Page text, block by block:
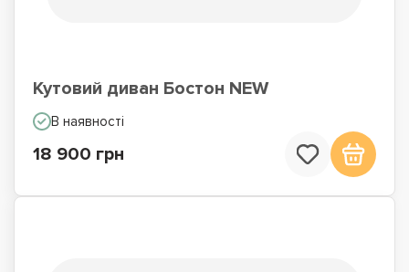
Кутовий диван Бостон NEW
В наявності
18 900 грн